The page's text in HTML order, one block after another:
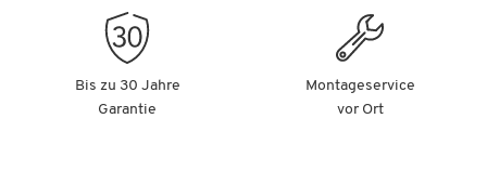
Bis zu 30 Jahre
Garantie
Montageservice
vor Ort